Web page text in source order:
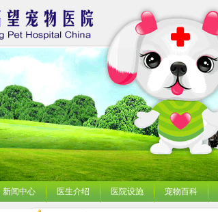
新闻中心 医生介绍 医院设施 宠物百科